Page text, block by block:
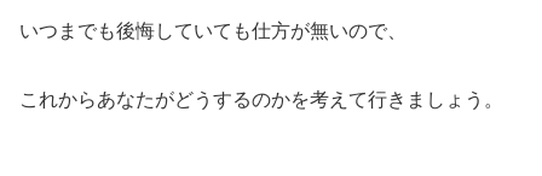
いつまでも後悔していても仕方が無いので、
これからあなたがどうするのかを考えて行きましょう。